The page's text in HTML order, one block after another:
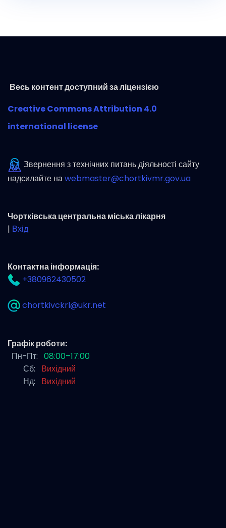
Весь контент доступний за ліцензією
Creative Commons Attribution 4.0
international license
Звернення з технічних питань діяльності сайту
надсилайте наwebmaster@chortkivmr.gov.ua
Чортківська центральна міська лікарня
| Вхід
Контактна інформація:
+380962430502
chortkivckrl@ukr.net
Графік роботи:
Пн-Пт: 08:00–17:00
Сб:
Вихідний
Нд:
Вихідний